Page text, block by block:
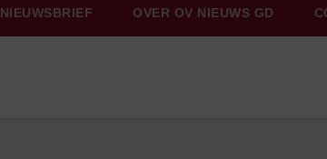
NIEUWSBRIEF OVER OV NIEUWS GD